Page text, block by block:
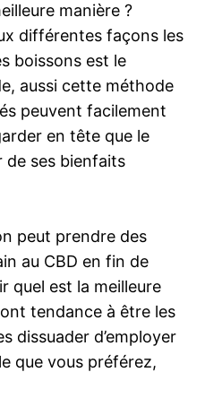
manière ?
différentes façons les
boissons est le
aussi cette méthode
peuvent facilement
en tête que le
de ses bienfaits
peut prendre des
au CBD en fin de
quel est la meilleure
tendance à être les
dissuader d’employer
que vous préférez,